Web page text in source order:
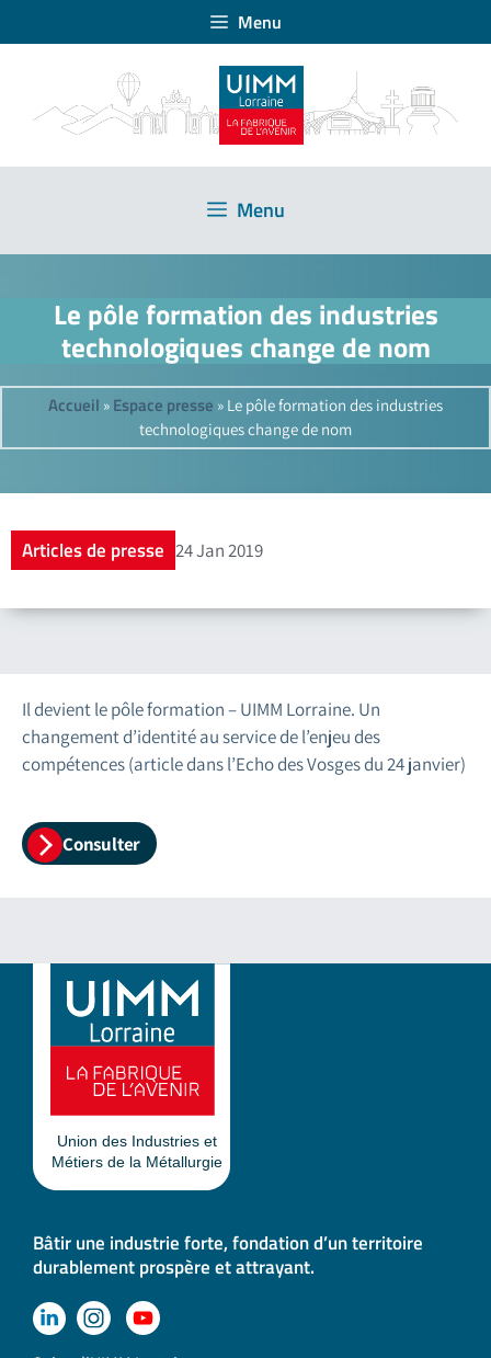
Menu
Menu
Le pôle formation des industries
technologiques change de nom
Accueil » Espace presse » Le pôle formation des industries
technologiques change de nom
Articles de presse 24 Jan 2019
Il devient le pôle formation – UIMM Lorraine. Un
changement d’identité au service de l’enjeu des
compétences (article dans l’Echo des Vosges du 24 janvier)
Consulter
Bâtir une industrie forte, fondation d’un territoire
durablement prospère et attrayant.